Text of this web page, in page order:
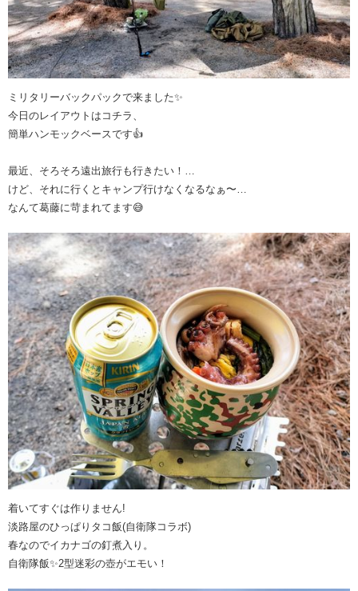
ミリタリーバックパックで来ました✨
今日のレイアウトはコチラ、
簡単ハンモックベースです👍
最近、そろそろ遠出旅行も行きたい！…
けど、それに行くとキャンプ行けなくなるなぁ〜…
なんて葛藤に苛まれてます😅
着いてすぐは作りません!
淡路屋のひっぱりタコ飯(自衛隊コラボ)
春なのでイカナゴの釘煮入り。
自衛隊飯✨2型迷彩の壺がエモい！